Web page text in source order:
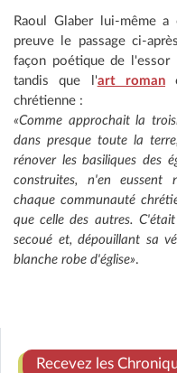
Raoul Glaber lui-même
preuve le passage ci-
façon poétique de l'essor
tandis que l'art roman
chrétienne :
«Comme approchait la
dans presque toute la
rénover les basiliques des
construites, n'en eussent
chaque communauté
que celle des autres.
secoué et, dépouillant sa
blanche robe d'église».
Recevez les